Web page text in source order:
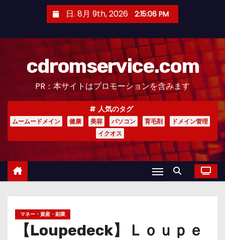
日. 8月 9th, 2026 2:15:07 PM
cdromservice.com
PR：本サイトはプロモーションを含みます
人気のタグ
ムームードメイン 健康 美容 パソコン 育毛剤
ドメイン管理
イクオス
マネー・資産・副業
【Loupedeck】Ｌｏｕｐｅ